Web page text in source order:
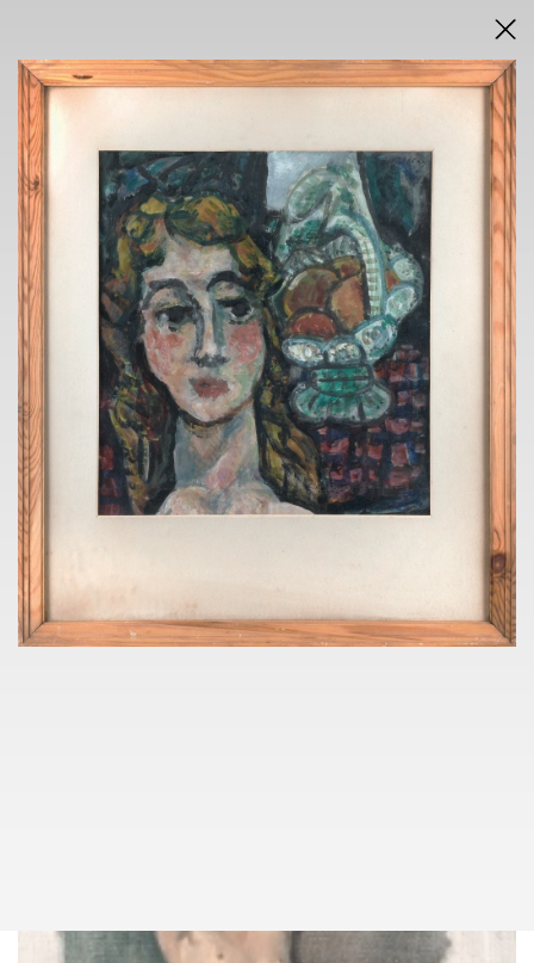
DRAŽEBNÍ VYHLÁŠKA
VÝSLEDKY AUKCE V PDF
AUKCE
INTERNETOVÁ
neděle 14. prosince 2025
od 18.00 hodin
VÝSTAVA
GALERIE NOVÁ SÍŇ
Voršilská 3, Praha 1
9.12. - 14.12. 2025
10.00 h - 18.00 h
KONTAKT
ONDŘEJ SÝKORA
+420 603 770 945
info@pragueauctions.com
FRANTIŠEK VOBECKÝ